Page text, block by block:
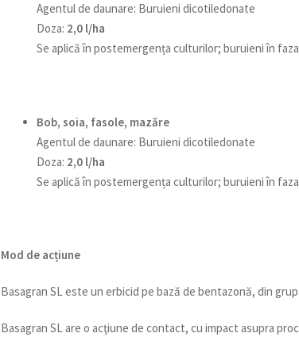
Agentul de daunare: Buruieni dicotiledonate
Doza: 2,0 l/ha
Se aplică în postemergența culturilor; buruieni în
Bob, soia, fasole, mazăre
Agentul de daunare: Buruieni dicotiledonate
Doza: 2,0 l/ha
Se aplică în postemergența culturilor; buruieni în
Mod de acțiune
Basagran SL este un erbicid pe bază de bentazonă, din
Basagran SL are o acţiune de contact, cu impact asupra